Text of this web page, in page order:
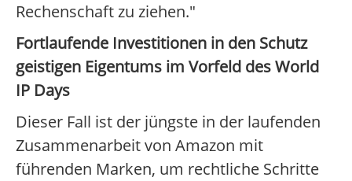
Rechenschaft zu ziehen."
Fortlaufende Investitionen in den Schutz
geistigen Eigentums im Vorfeld des World
IP Days
Dieser Fall ist der jüngste in der laufenden
Zusammenarbeit von Amazon mit
führenden Marken, um rechtliche Schritte